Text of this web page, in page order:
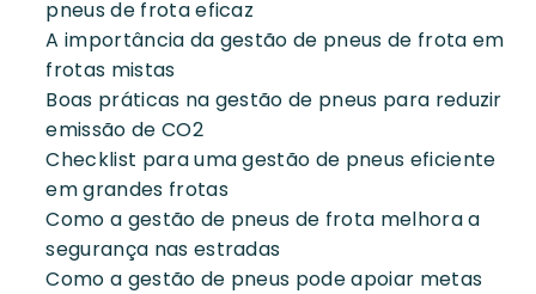
pneus de frota eficaz
A importância da gestão de pneus de frota em
frotas mistas
Boas práticas na gestão de pneus para reduzir
emissão de CO2
Checklist para uma gestão de pneus eficiente
em grandes frotas
Como a gestão de pneus de frota melhora a
segurança nas estradas
Como a gestão de pneus pode apoiar metas